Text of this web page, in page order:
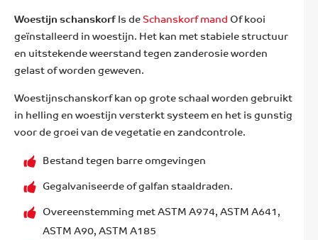
Woestijn schanskorfIs deSchanskorf mand Of kooi
geïnstalleerd in woestijn. Het kan met stabiele structuur
en uitstekende weerstand tegen zanderosie worden
gelast of worden geweven.
Woestijnschanskorf kan op grote schaal worden gebruikt
in helling en woestijn versterkt systeem en het is gunstig
voor de groei van de vegetatie en zandcontrole.
Bestand tegen barre omgevingen
Gegalvaniseerde of galfan staaldraden.
Overeenstemming met ASTM A974, ASTM A641,
ASTM A90, ASTM A185